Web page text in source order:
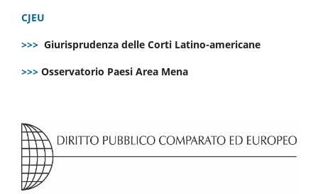
CJEU
>>> Giurisprudenza delle Corti Latino-americane
>>> Osservatorio Paesi Area Mena